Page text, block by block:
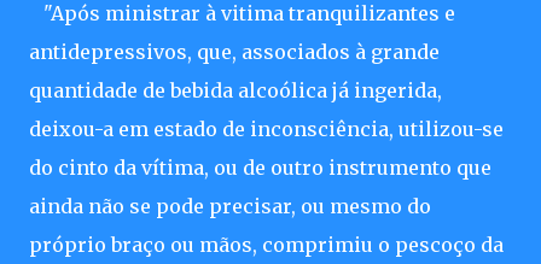
"Após ministrar à vitima tranquilizantes e
antidepressivos, que, associados à grande
quantidade de bebida alcoólica já ingerida,
deixou-a em estado de inconsciência, utilizou-se
do cinto da vítima, ou de outro instrumento que
ainda não se pode precisar, ou mesmo do
próprio braço ou mãos, comprimiu o pescoço da